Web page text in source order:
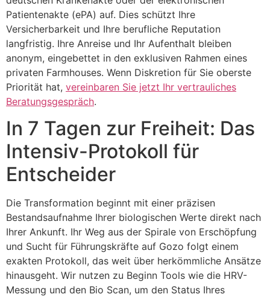
Patientenakte (ePA) auf. Dies schützt Ihre
Versicherbarkeit und Ihre berufliche Reputation
langfristig. Ihre Anreise und Ihr Aufenthalt bleiben
anonym, eingebettet in den exklusiven Rahmen eines
privaten Farmhouses. Wenn Diskretion für Sie oberste
Priorität hat, vereinbaren Sie jetzt Ihr vertrauliches
Beratungsgespräch.
In 7 Tagen zur Freiheit: Das
Intensiv-Protokoll für
Entscheider
Die Transformation beginnt mit einer präzisen
Bestandsaufnahme Ihrer biologischen Werte direkt nach
Ihrer Ankunft. Ihr Weg aus der Spirale von Erschöpfung
und Sucht für Führungskräfte auf Gozo folgt einem
exakten Protokoll, das weit über herkömmliche Ansätze
hinausgeht. Wir nutzen zu Beginn Tools wie die HRV-
Messung und den Bio Scan, um den Status Ihres